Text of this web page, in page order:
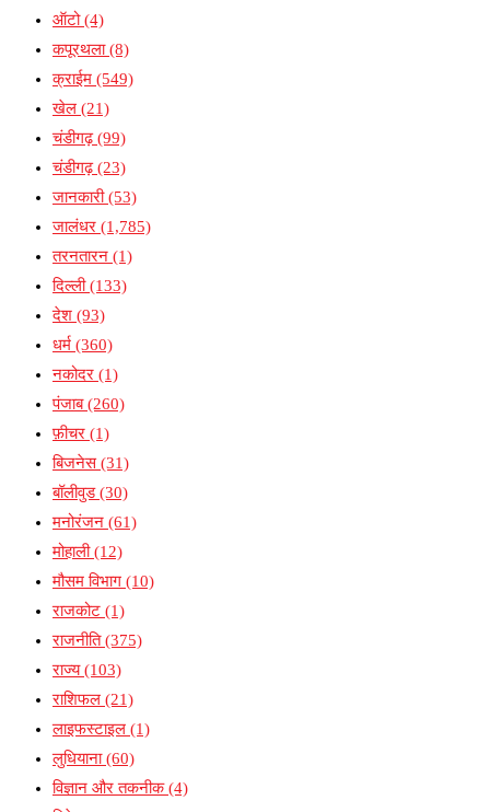
ऑटो(4)
कपूरथला(8)
क्राईम (549)
खेल (21)
चंडीगढ़(99)
चंडीगढ़(23)
जानकारी(53)
जालंधर (1,785)
तरनतारन (1)
दिल्ली(133)
देश (93)
धर्म (360)
नकोदर (1)
पंजाब(260)
फ़ीचर (1)
बिजनेस(31)
बॉलीवुड(30)
मनोरंजन (61)
मोहाली(12)
मौसम विभाग (10)
राजकोट (1)
राजनीति(375)
राज्य(103)
राशिफल (21)
लाइफस्टाइल (1)
लुधियाना(60)
विज्ञान और तकनीक(4)